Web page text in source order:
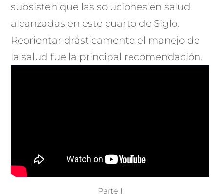
subsisten que las soluciones en salud
alcanzadas en este cuarto de Siglo.
Reorientar drásticamente el manejo de
la salud fue la principal recomendación.
Parte I